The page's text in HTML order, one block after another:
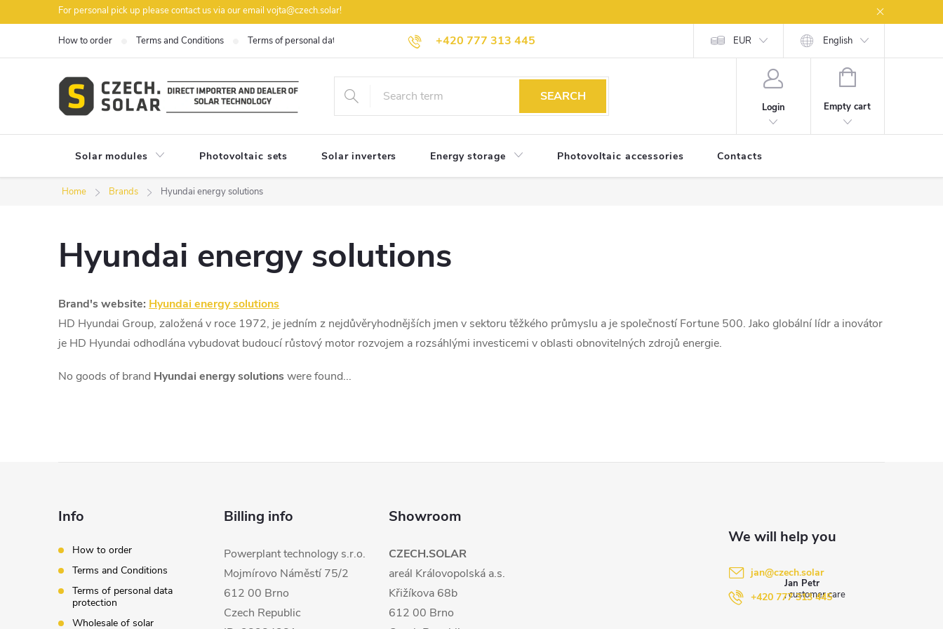
to
For personal pick up please contact us via our email vojta@czech.solar!
+420 777 313 445
How to order Terms and Conditions Terms of personal data protection Wholesale of solar technology for registered partners Zpětný odběr elektrozařízení a baterií
EUR English
SEARCH
Login
SHOPPING
Empty cart
Solar modules Photovoltaic sets Solar inverters Energy storage Photovoltaic accessories Contacts
Home Brands Hyundai energy solutions
Hyundai energy solutions
Brand's website: Hyundai energy solutions
HD Hyundai Group, založená v roce 1972, je jedním z nejdůvěryhodnějších jmen v sektoru těžkého průmyslu a je společností Fortune 500. Jako globální lídr a inovátor
je HD Hyundai odhodlána vybudovat budoucí růstový motor rozvojem a rozsáhlými investicemi v oblasti obnovitelných zdrojů energie.
No goods of brand Hyundai energy solutions were found...
Info
How to order
Terms and Conditions
Terms of personal data
protection
Wholesale of solar
Billing info
Powerplant technology s.r.o.
Mojmírovo Náměstí 75/2
612 00 Brno
Czech Republic
Showroom
CZECH.SOLAR
areál Královopolská a.s.
Křižíkova 68b
612 00 Brno
Jan Petr
jan@czech.solar
+420 777 313 445